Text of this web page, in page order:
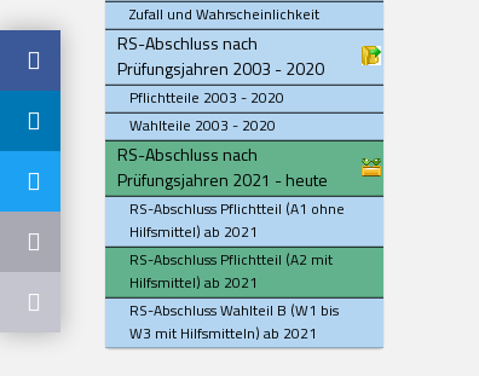
Zufall und Wahrscheinlichkeit
RS-Abschluss nach
Prüfungsjahren 2003 - 2020
Pflichtteile 2003 - 2020
Wahlteile 2003 - 2020
RS-Abschluss nach
Prüfungsjahren 2021 - heute
RS-Abschluss Pflichtteil (A1 ohne
Hilfsmittel) ab 2021
RS-Abschluss Pflichtteil (A2 mit
Hilfsmittel) ab 2021
RS-Abschluss Wahlteil B (W1 bis
W3 mit Hilfsmitteln) ab 2021